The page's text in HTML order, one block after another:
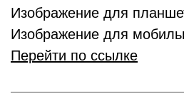
Изображение для
Изображение для
Перейти по ссылке